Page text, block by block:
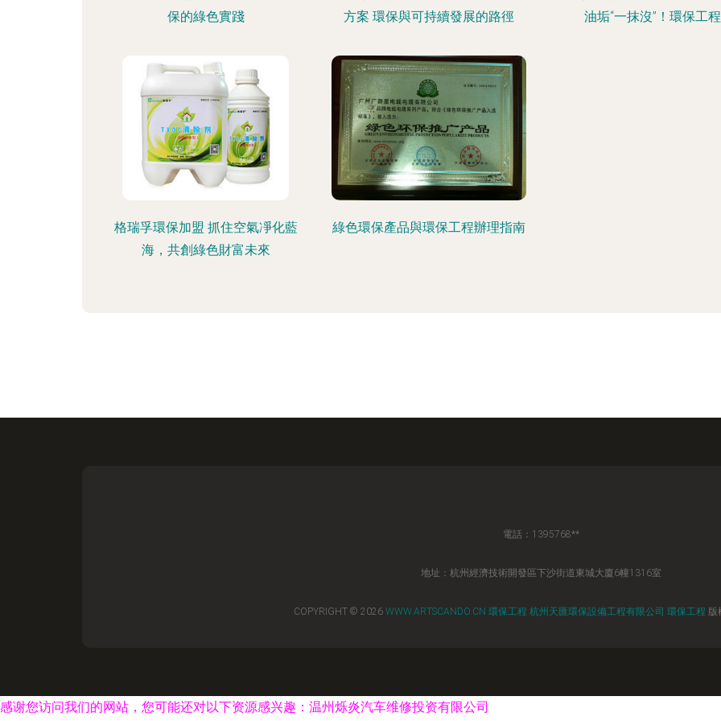
保的綠色實踐
方案 環保與可持續發展的路徑
油垢“一抹沒”！環保工程
格瑞孚環保加盟 抓住空氣凈化藍
海，共創綠色財富未來
綠色環保產品與環保工程辦理指南
電話：1395768**
地址：杭州經濟技術開發區下沙街道東城大廈6幢1316室
COPYRIGHT © 2026 WWW.ARTSCANDO.CN 環保工程 杭州天匯環保設備工程有限公司 環保工程
感谢您访问我们的网站，您可能还对以下资源感兴趣：温州烁炎汽车维修投资有限公司